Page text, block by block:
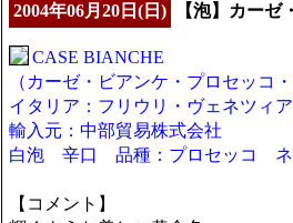
2004年06月20日(日) 【泡】カー
CASE BIANCHE
（カーゼ・ビアンケ・プロセッコ
イタリア：フリウリ・ヴェネツィ
輸入元：中部貿易株式会社
白泡 辛口 品種：プロセッコ ネ
【コメント】